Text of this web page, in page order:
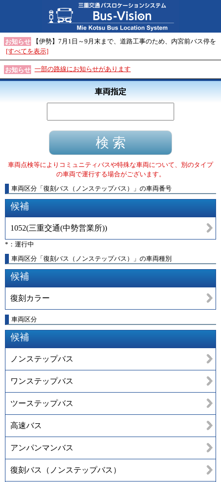
お知らせ
【伊勢】7月1日～9月末まで、道路工事のため、内宮前バス停を
[すべてを表示]
お知らせ 一部の路線にお知らせがあります
車両指定
車両点検等によりコミュニティバスや特殊な車両について、別のタイプ
の車両で運行する場合がございます。
車両区分 「 復刻バス（ノンステップバス） 」 の車両番号
候補
1052(三重交通(中勢営業所))
*：運行中
車両区分「復刻バス（ノンステップバス）」の車両種別
候補
復刻カラー
車両区分
候補
ノンステップバス
ワンステップバス
ツーステップバス
高速バス
アンパンマンバス
復刻バス（ノンステップバス）